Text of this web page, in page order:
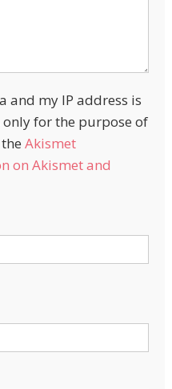
and my IP address is
only for the purpose of
Akismet
on Akismet and